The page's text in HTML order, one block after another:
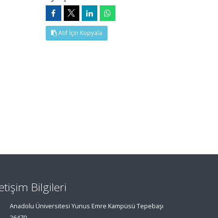
Atıf İçin Kopyala
Bilgileri
Anadolu Üniversitesi Yunus Emre Kampüsü Tepebaşı